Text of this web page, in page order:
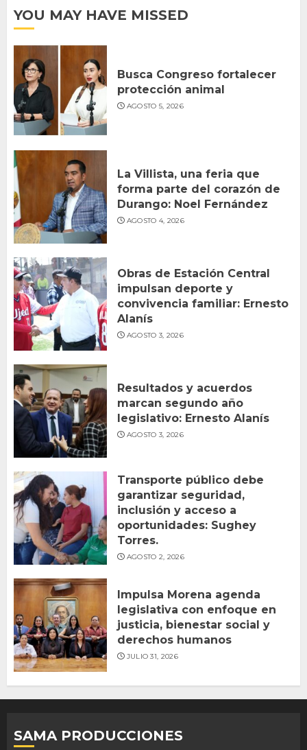
YOU MAY HAVE MISSED
Busca Congreso fortalecer
protección animal
AGOSTO 5, 2026
La Villista, una feria que
forma parte del corazón de
Durango: Noel Fernández
AGOSTO 4, 2026
Obras de Estación Central
impulsan deporte y
convivencia familiar: Ernesto
Alanís
AGOSTO 3, 2026
Resultados y acuerdos
marcan segundo año
legislativo: Ernesto Alanís
AGOSTO 3, 2026
Transporte público debe
garantizar seguridad,
inclusión y acceso a
oportunidades: Sughey
Torres.
AGOSTO 2, 2026
Impulsa Morena agenda
legislativa con enfoque en
justicia, bienestar social y
derechos humanos
JULIO 31, 2026
SAMA PRODUCCIONES